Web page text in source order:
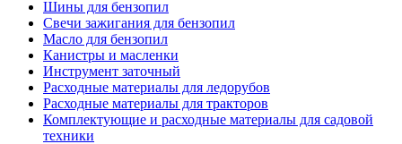
Шины для бензопил
Свечи зажигания для бензопил
Масло для бензопил
Канистры и масленки
Инструмент заточный
Расходные материалы для ледорубов
Расходные материалы для тракторов
Комплектующие и расходные материалы для садовой
техники